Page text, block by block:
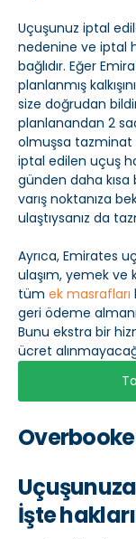
Uçuşunuz iptal
nedenine ve iptal
bağlıdır. Eğer
planlanmış
size doğrudan
planlanandan 2
olmuşsa tazminat
iptal edilen uçuş
günden daha
varış noktanıza
ulaştıysanız da
Ayrıca, Emirates
ulaşım, yemek ve
tüm ek masrafları
geri ödeme
Bunu ekstra bir
ücret
İşte